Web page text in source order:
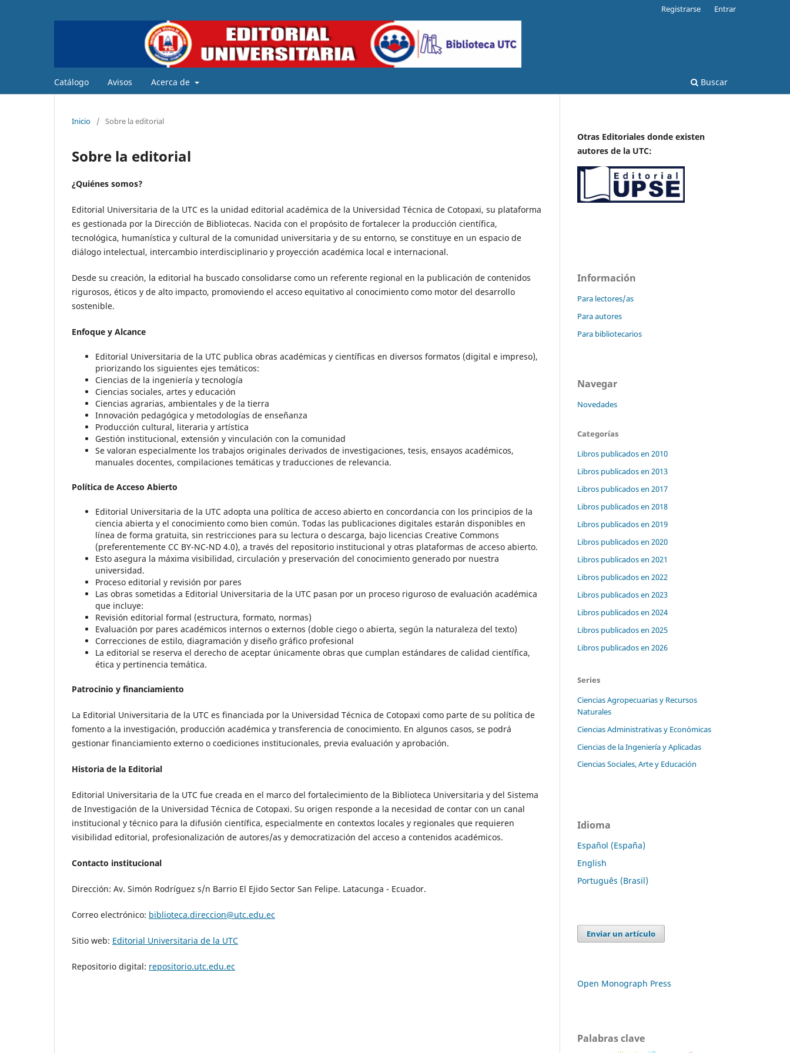
Catálogo Avisos Acerca de Buscar
Registrarse Entrar
Inicio / Sobre la editorial
Sobre la editorial
¿Quiénes somos?
Editorial Universitaria de la UTC es la unidad editorial académica de la Universidad Técnica de Cotopaxi, su plataforma
es gestionada por la Dirección de Bibliotecas. Nacida con el propósito de fortalecer la producción científica,
tecnológica, humanística y cultural de la comunidad universitaria y de su entorno, se constituye en un espacio de
diálogo intelectual, intercambio interdisciplinario y proyección académica local e internacional.
Desde su creación, la editorial ha buscado consolidarse como un referente regional en la publicación de contenidos
rigurosos, éticos y de alto impacto, promoviendo el acceso equitativo al conocimiento como motor del desarrollo
sostenible.
Enfoque y Alcance
Editorial Universitaria de la UTC publica obras académicas y científicas en diversos formatos (digital e impreso),
priorizando los siguientes ejes temáticos:
Ciencias de la ingeniería y tecnología
Ciencias sociales, artes y educación
Ciencias agrarias, ambientales y de la tierra
Innovación pedagógica y metodologías de enseñanza
Producción cultural, literaria y artística
Gestión institucional, extensión y vinculación con la comunidad
Se valoran especialmente los trabajos originales derivados de investigaciones, tesis, ensayos académicos,
manuales docentes, compilaciones temáticas y traducciones de relevancia.
Política de Acceso Abierto
Editorial Universitaria de la UTC adopta una política de acceso abierto en concordancia con los principios de la
ciencia abierta y el conocimiento como bien común. Todas las publicaciones digitales estarán disponibles en
línea de forma gratuita, sin restricciones para su lectura o descarga, bajo licencias Creative Commons
(preferentemente CC BY-NC-ND 4.0), a través del repositorio institucional y otras plataformas de acceso abierto.
Esto asegura la máxima visibilidad, circulación y preservación del conocimiento generado por nuestra
universidad.
Proceso editorial y revisión por pares
Las obras sometidas a Editorial Universitaria de la UTC pasan por un proceso riguroso de evaluación académica
que incluye:
Revisión editorial formal (estructura, formato, normas)
Evaluación por pares académicos internos o externos (doble ciego o abierta, según la naturaleza del texto)
Correcciones de estilo, diagramación y diseño gráfico profesional
La editorial se reserva el derecho de aceptar únicamente obras que cumplan estándares de calidad científica,
ética y pertinencia temática.
Patrocinio y financiamiento
La Editorial Universitaria de la UTC es financiada por la Universidad Técnica de Cotopaxi como parte de su política de
fomento a la investigación, producción académica y transferencia de conocimiento. En algunos casos, se podrá
gestionar financiamiento externo o coediciones institucionales, previa evaluación y aprobación.
Historia de la Editorial
Editorial Universitaria de la UTC fue creada en el marco del fortalecimiento de la Biblioteca Universitaria y del Sistema
de Investigación de la Universidad Técnica de Cotopaxi. Su origen responde a la necesidad de contar con un canal
institucional y técnico para la difusión científica, especialmente en contextos locales y regionales que requieren
visibilidad editorial, profesionalización de autores/as y democratización del acceso a contenidos académicos.
Contacto institucional
Dirección: Av. Simón Rodríguez s/n Barrio El Ejido Sector San Felipe. Latacunga - Ecuador.
Correo electrónico: biblioteca.direccion@utc.edu.ec
Sitio web: Editorial Universitaria de la UTC
Repositorio digital: repositorio.utc.edu.ec
Otras Editoriales donde existen
autores de la UTC:
Información
Para lectores/as
Para autores
Para bibliotecarios
Navegar
Novedades
Categorías
Libros publicados en 2010
Libros publicados en 2013
Libros publicados en 2017
Libros publicados en 2018
Libros publicados en 2019
Libros publicados en 2020
Libros publicados en 2021
Libros publicados en 2022
Libros publicados en 2023
Libros publicados en 2024
Libros publicados en 2025
Libros publicados en 2026
Series
Ciencias Agropecuarias y Recursos
Naturales
Ciencias Administrativas y Económicas
Ciencias de la Ingeniería y Aplicadas
Ciencias Sociales, Arte y Educación
Idioma
Español (España)
English
Português (Brasil)
Enviar un artículo
Open Monograph Press
Palabras clave